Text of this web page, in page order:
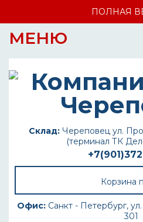
ПОЛНАЯ
МЕНЮ
Склад: Череповец ул.
(терминал ТК
Корзина
Офис: Санкт - Петербург,
301